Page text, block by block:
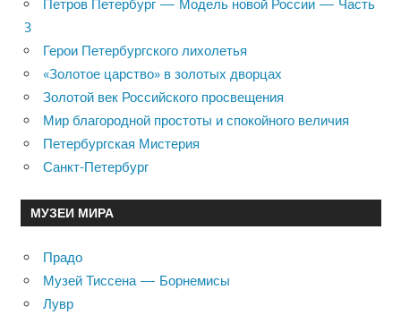
Петров Петербург — Модель новой России — Часть
3
Герои Петербургского лихолетья
«Золотое царство» в золотых дворцах
Золотой век Российского просвещения
Мир благородной простоты и спокойного величия
Петербургская Мистерия
Санкт-Петербург
МУЗЕИ МИРА
Прадо
Музей Тиссена — Борнемисы
Лувр